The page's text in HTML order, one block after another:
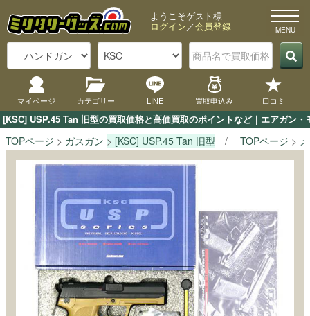
[KSC] USP.45 Tan 旧型の買取価格と高価買取のポイントなど｜エアガン
ようこそゲスト様
ログイン／会員登録
マイページ カテゴリー LINE 買取申込み 口コミ
TOPページ ガスガン [KSC] USP.45 Tan 旧型 TOPページ